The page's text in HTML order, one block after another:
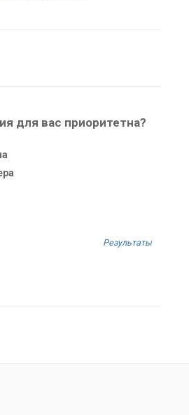
для вас приоритетна?
Результаты